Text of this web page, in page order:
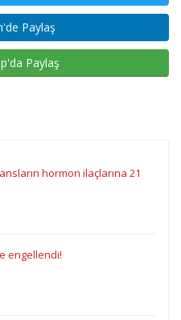
Paylaş
Paylaş
hormon ilaçlarına 21
engellendi!